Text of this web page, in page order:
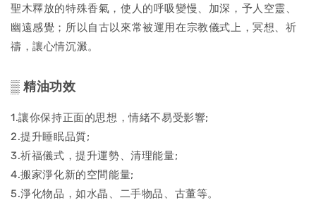
聖木釋放的特殊香氣，使人的呼吸變慢、加深，予人空靈、
幽遠感覺；所以自古以來常被運用在宗教儀式上，冥想、祈
禱，讓心情沉澱。
▒ 精油功效
1.讓你保持正面的思想，情緒不易受影響;
2.提升睡眠品質;
3.祈福儀式，提升運勢、清理能量;
4.搬家淨化新的空間能量;
5.淨化物品，如水晶、二手物品、古董等。